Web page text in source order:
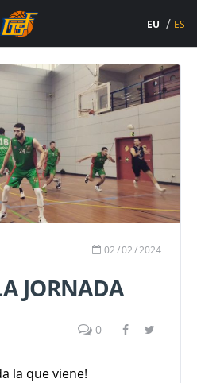
EU ES
02/02/2024
JORNADA
0
la que viene!